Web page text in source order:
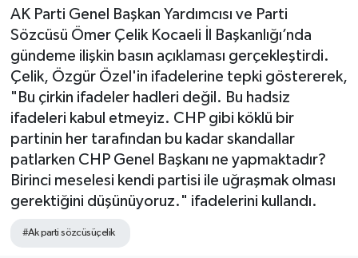
AK Parti Genel Başkan Yardımcısı ve Parti
Sözcüsü Ömer Çelik Kocaeli İl Başkanlığı’nda
gündeme ilişkin basın açıklaması gerçekleştirdi.
Çelik, Özgür Özel'in ifadelerine tepki göstererek,
"Bu çirkin ifadeler hadleri değil. Bu hadsiz
ifadeleri kabul etmeyiz. CHP gibi köklü bir
partinin her tarafından bu kadar skandallar
patlarken CHP Genel Başkanı ne yapmaktadır?
Birinci meselesi kendi partisi ile uğraşmak olması
gerektiğini düşünüyoruz." ifadelerini kullandı.
#Ak parti sözcüsüçelik
Yaşam
Son Dakika Haberleri
Haber Arşivi